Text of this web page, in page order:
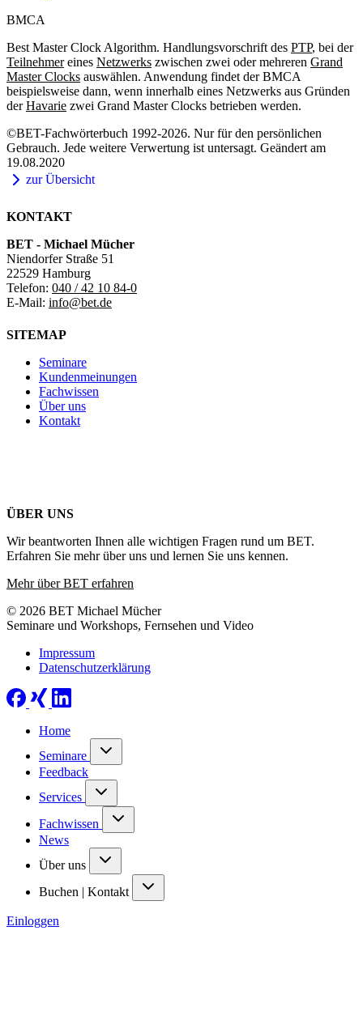
BMCA
Best Master Clock Algorithm. Handlungsvorschrift des PTP, bei der
Teilnehmereines Netzwerks zwischen zwei oder mehreren Grand
Master Clocks auswählen. Anwendung findet der BMCA
beispielsweise dann, wenn innerhalb eines Netzwerks aus Gründen
derHavarie zwei Grand Master Clocks betrieben werden.
©BET-Fachwörterbuch 1992-2026. Nur für den persönlichen
Gebrauch. Jede weitere Verwertung ist untersagt. Geändert am
19.08.2020
zur Übersicht
KONTAKT
BET - Michael Mücher
Niendorfer Straße 51
22529 Hamburg
Telefon: 040 / 42 10 84-0
E-Mail: info@bet.de
SITEMAP
Seminare
Kundenmeinungen
Fachwissen
Über uns
Kontakt
ÜBER UNS
Wir beantworten Ihnen alle wichtigen Fragen rund um BET.
Erfahren Sie mehr über uns und lernen Sie uns kennen.
Mehr über BET erfahren
© 2026 BET Michael Mücher
Seminare und Workshops, Fernsehen und Video
Impressum
Datenschutzerklärung
Home
Seminare
Feedback
Services
Fachwissen
News
Über uns
Buchen | Kontakt
Einloggen